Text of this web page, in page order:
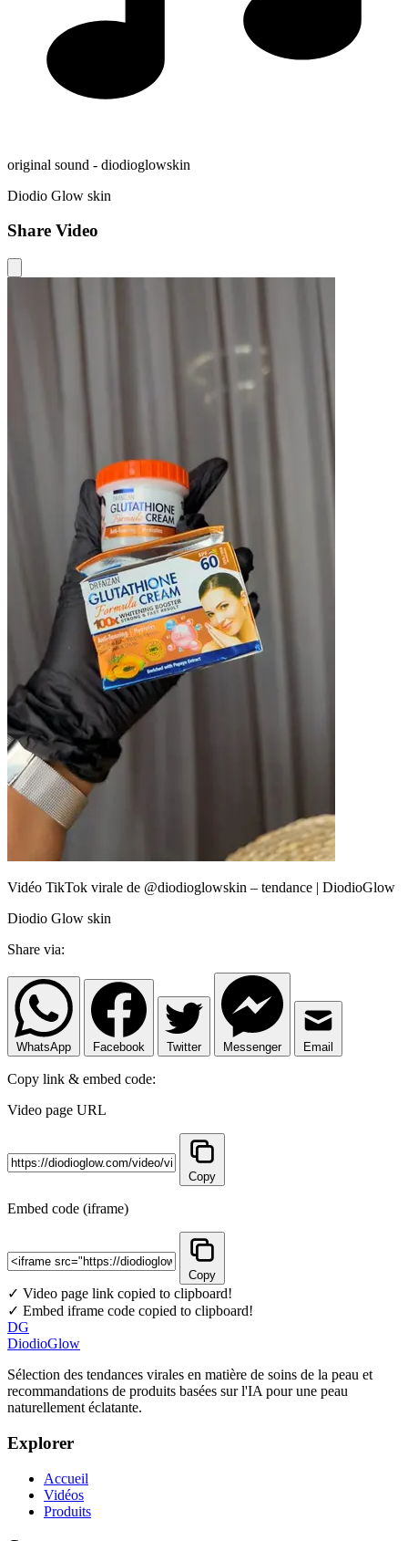
original sound - diodioglowskin
Diodio Glow skin
Share Video
Vidéo TikTok virale de @diodioglowskin – tendance | DiodioGlow
Diodio Glow skin
Share via:
WhatsApp Facebook Twitter Messenger Email
Copy link & embed code:
Video page URL
Copy
Embed code (iframe)
Copy
✓ Video page link copied to clipboard!
✓ Embed iframe code copied to clipboard!
DG
DiodioGlow
Sélection des tendances virales en matière de soins de la peau et
recommandations de produits basées sur l'IA pour une peau
naturellement éclatante.
Explorer
Accueil
Vidéos
Produits